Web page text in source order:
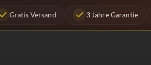
Gratis Versand 3 Jahre Garantie